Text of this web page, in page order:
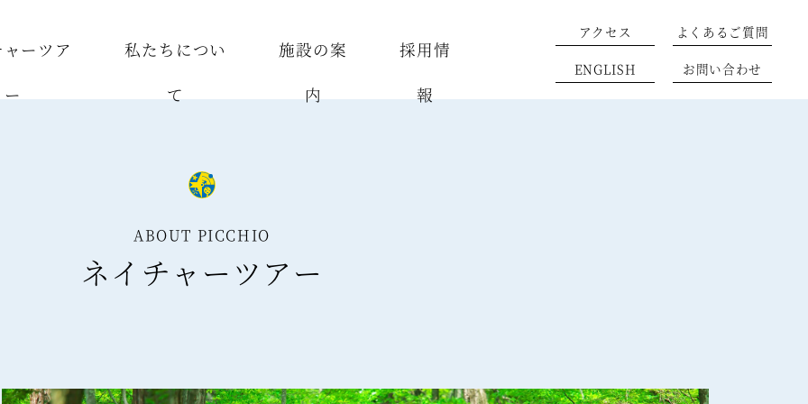
ーツア
ー
私たちについ
て
施設の案
内
採用情
報
アクセス よくあるご質問
ENGLISH お問い合わせ
ABOUT PICCHIO
ネイチャーツアー